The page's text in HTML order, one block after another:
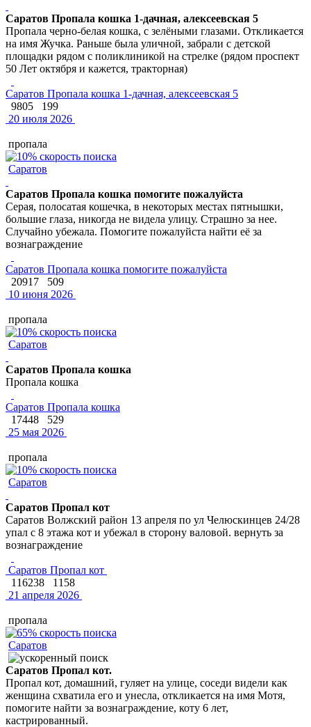
Саратов Пропала кошка 1-дачная, алексеевская 5
Пропала черно-белая кошка, с зелёными глазами. Откликается
на имя Жучка. Раньше была уличной, забрали с детской
площадки рядом с поликлиникой на стрелке (рядом проспект
50 Лет октября и кажется, тракторная)
Саратов Пропала кошка 1-дачная, алексеевская 5
9805
199
20 июля 2026
пропала
Саратов
Саратов Пропала кошка помогите пожалуйста
Серая, полосатая кошечка, в некоторых местах пятнышки,
большие глаза, никогда не видела улицу. Страшно за нее.
Случайно убежала. Помогите пожалуйста найти её за
вознаграждение
Саратов Пропала кошка помогите пожалуйста
20917
509
10 июня 2026
пропала
Саратов
Саратов Пропала кошка
Пропала кошка
Саратов Пропала кошка
17448
529
25 мая 2026
пропала
Саратов
Саратов Пропал кот
Саратов Волжский район 13 апреля по ул Челюскинцев 24/28
упал с 8 этажа кот и убежал в сторону валовой. вернуть за
вознаграждение
Саратов Пропал кот
116238
1158
21 апреля 2026
пропала
Саратов
Саратов Пропал кот.
Пропал кот, домашний, гуляет на улице, соседи видели как
женщина схватила его и унесла, откликается на имя Мотя,
помогите найти за вознаграждение, коту 6 лет,
кастрированный.